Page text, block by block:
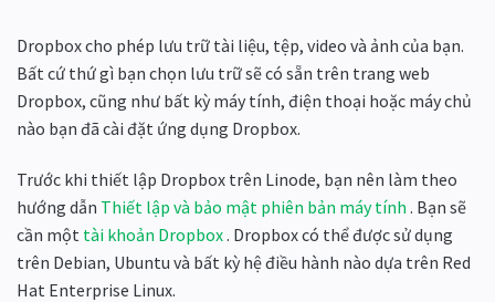
Dropbox cho phép lưu trữ tài liệu, tệp, video và ảnh của bạn.
Bất cứ thứ gì bạn chọn lưu trữ sẽ có sẵn trên trang web
Dropbox, cũng như bất kỳ máy tính, điện thoại hoặc máy chủ
nào bạn đã cài đặt ứng dụng Dropbox.
Trước khi thiết lập Dropbox trên Linode, bạn nên làm theo
hướng dẫn Thiết lập và bảo mật phiên bản máy tính . Bạn sẽ
cần một tài khoản Dropbox. Dropbox có thể được sử dụng
trên Debian, Ubuntu và bất kỳ hệ điều hành nào dựa trên Red
Hat Enterprise Linux.